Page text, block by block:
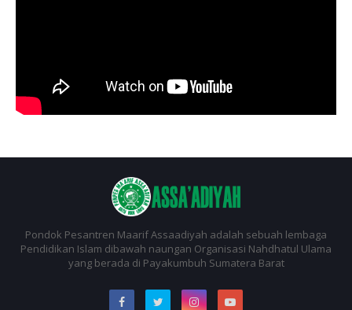
Pondok Pesantren Maarif Assaadiyah adalah sebuah lembaga
Pendidikan Islam dibawah naungan Organisasi Nahdhatul Ulama
yang berada di Payakumbuh Sumatera Barat